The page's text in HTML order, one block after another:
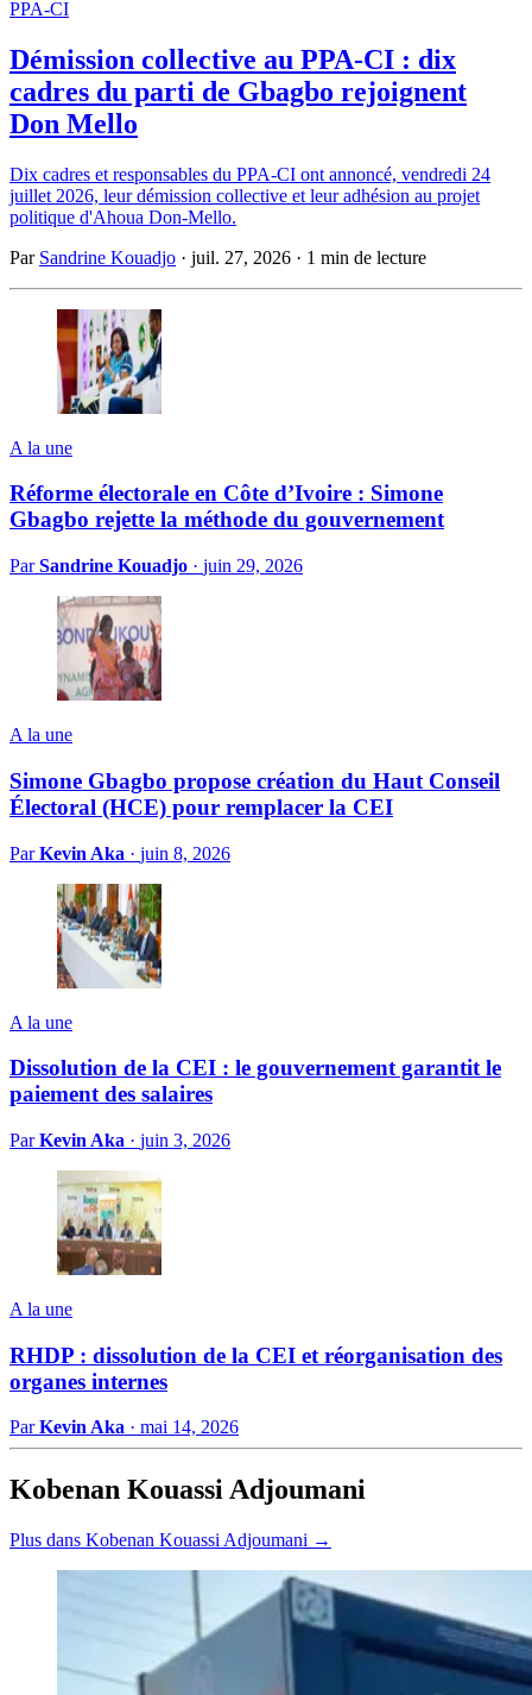
PPA-CI
Démission collective au PPA-CI : dix
cadres du parti de Gbagbo rejoignent
Don Mello
Dix cadres et responsables du PPA-CI ont annoncé, vendredi 24
juillet 2026, leur démission collective et leur adhésion au projet
politique d'Ahoua Don-Mello.
Par Sandrine Kouadjo · juil. 27, 2026 · 1 min de lecture
A la une
Réforme électorale en Côte d’Ivoire : Simone
Gbagbo rejette la méthode du gouvernement
ParSandrine Kouadjo · juin 29, 2026
A la une
Simone Gbagbo propose création du Haut Conseil
Électoral (HCE) pour remplacer la CEI
ParKevin Aka · juin 8, 2026
A la une
Dissolution de la CEI : le gouvernement garantit le
paiement des salaires
ParKevin Aka · juin 3, 2026
A la une
RHDP : dissolution de la CEI et réorganisation des
organes internes
ParKevin Aka · mai 14, 2026
Kobenan Kouassi Adjoumani
Plus dans Kobenan Kouassi Adjoumani →